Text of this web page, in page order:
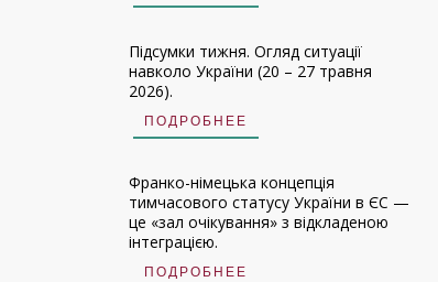
Підсумки тижня. Огляд ситуації
навколо України (20 – 27 травня
2026).
ПОДРОБНЕЕ
Франко-німецька концепція
тимчасового статусу України в ЄС —
це «зал очікування» з відкладеною
інтеграцією.
ПОДРОБНЕЕ